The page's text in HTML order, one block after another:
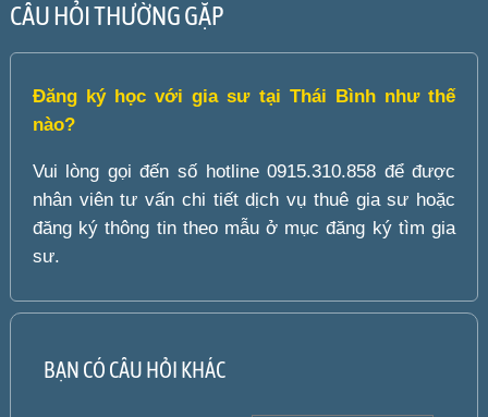
CÂU HỎI THƯỜNG GẶP
Đăng ký học với gia sư tại Thái Bình như thế
nào?
Vui lòng gọi đến số hotline 0915.310.858 để được
nhân viên tư vấn chi tiết dịch vụ thuê gia sư hoặc
đăng ký thông tin theo mẫu ở mục đăng ký tìm gia
sư.
BẠN CÓ CÂU HỎI KHÁC